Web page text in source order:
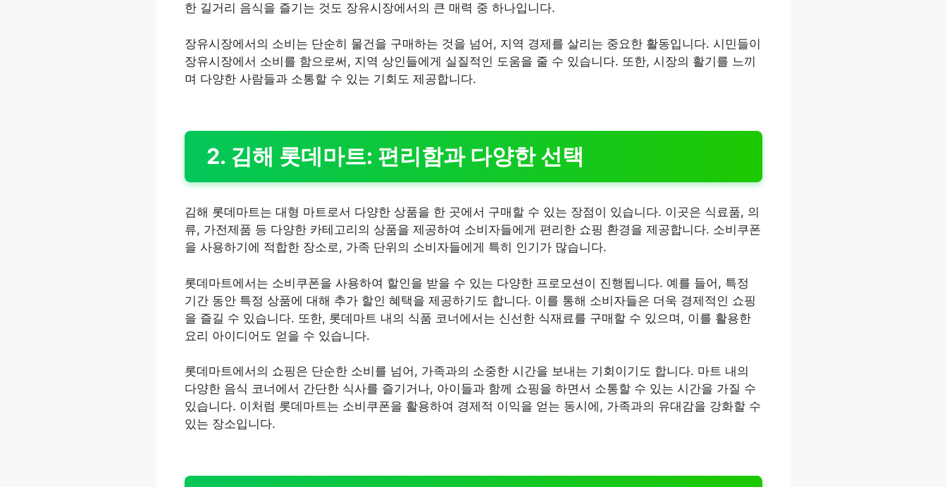
한 길거리 음식을 즐기는 것도 장유시장에서의 큰 매력 중 하나입니다.
장유시장에서의 소비는 단순히 물건을 구매하는 것을 넘어, 지역 경제를 살리는 중요한 활동입니다. 시민들이
장유시장에서 소비를 함으로써, 지역 상인들에게 실질적인 도움을 줄 수 있습니다. 또한, 시장의 활기를 느끼
며 다양한 사람들과 소통할 수 있는 기회도 제공합니다.
2. 김해 롯데마트: 편리함과 다양한 선택
김해 롯데마트는 대형 마트로서 다양한 상품을 한 곳에서 구매할 수 있는 장점이 있습니다. 이곳은 식료품, 의
류, 가전제품 등 다양한 카테고리의 상품을 제공하여 소비자들에게 편리한 쇼핑 환경을 제공합니다. 소비쿠폰
을 사용하기에 적합한 장소로, 가족 단위의 소비자들에게 특히 인기가 많습니다.
롯데마트에서는 소비쿠폰을 사용하여 할인을 받을 수 있는 다양한 프로모션이 진행됩니다. 예를 들어, 특정
기간 동안 특정 상품에 대해 추가 할인 혜택을 제공하기도 합니다. 이를 통해 소비자들은 더욱 경제적인 쇼핑
을 즐길 수 있습니다. 또한, 롯데마트 내의 식품 코너에서는 신선한 식재료를 구매할 수 있으며, 이를 활용한
요리 아이디어도 얻을 수 있습니다.
롯데마트에서의 쇼핑은 단순한 소비를 넘어, 가족과의 소중한 시간을 보내는 기회이기도 합니다. 마트 내의
다양한 음식 코너에서 간단한 식사를 즐기거나, 아이들과 함께 쇼핑을 하면서 소통할 수 있는 시간을 가질 수
있습니다. 이처럼 롯데마트는 소비쿠폰을 활용하여 경제적 이익을 얻는 동시에, 가족과의 유대감을 강화할 수
있는 장소입니다.